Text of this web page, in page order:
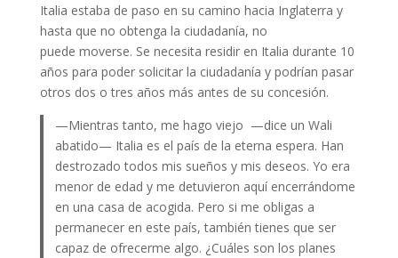
Italia estaba de paso en su camino hacia Inglaterra y
hasta que no obtenga la ciudadanía, no
puede moverse. Se necesita residir en Italia durante 10
años para poder solicitar la ciudadanía y podrían pasar
otros dos o tres años más antes de su concesión.
—Mientras tanto, me hago viejo —dice un Wali
abatido— Italia es el país de la eterna espera. Han
destrozado todos mis sueños y mis deseos. Yo era
menor de edad y me detuvieron aquí encerrándome
en una casa de acogida. Pero si me obligas a
permanecer en este país, también tienes que ser
capaz de ofrecerme algo. ¿Cuáles son los planes